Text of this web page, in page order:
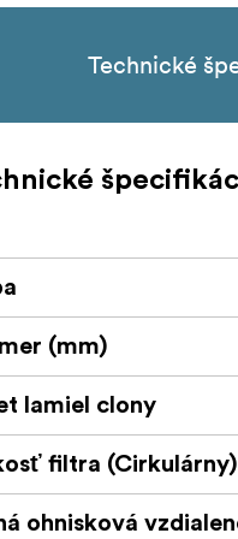
Technické
(mm)
lamiel clony
filtra
ohnisková